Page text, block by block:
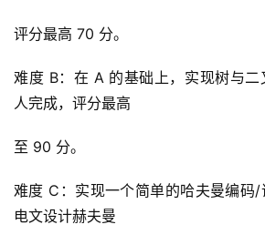
评分最高 70 分。
难度 B：在 A 的基础上，实现树与
人完成，评分最高
至 90 分。
难度 C：实现一个简单的哈夫曼编码
电文设计赫夫曼